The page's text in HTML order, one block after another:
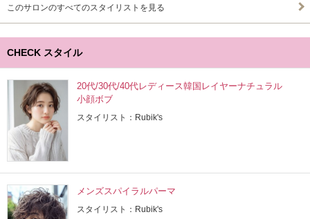
このサロンのすべてのスタイリストを見る
CHECK スタイル
20代/30代/40代レディース韓国レイヤーナチュラル
小顔ボブ
スタイリスト：Rubik's
メンズスパイラルパーマ
スタイリスト：Rubik's